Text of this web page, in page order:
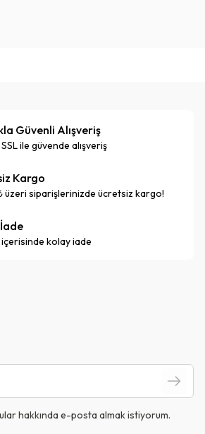
Güvenli Alışveriş
ile güvende alışveriş
Kargo
üzeri siparişlerinizde ücretsiz kargo!
kolay iade
hakkında e-posta almak istiyorum.